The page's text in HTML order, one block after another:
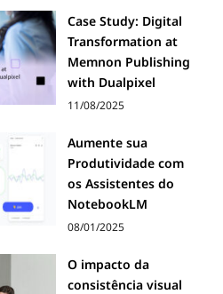
Case Study: Digital
Transformation at
Memnon Publishing
with Dualpixel
11/08/2025
Aumente sua
Produtividade com
os Assistentes do
NotebookLM
08/01/2025
O impacto da
consistência visual